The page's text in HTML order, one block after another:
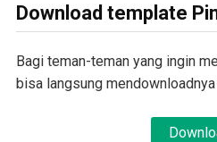
Download template
Bagi teman-teman yang ingin
bisa langsung